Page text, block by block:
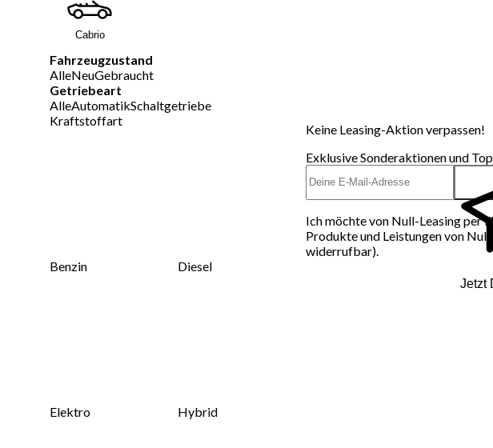
Cabrio
Fahrzeugzustand
AlleNeuGebraucht
Getriebeart
AlleAutomatikSchaltgetriebe
Kraftstoffart
Benzin Diesel
Elektro Hybrid
Keine Leasing-Aktion verpassen!
Exklusive Sonderaktionen und
Jetzt
Ich möchte von Null-Leasing per
Produkte und Leistungen von
widerrufbar).